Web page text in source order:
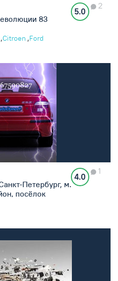
83
5.0
2
,Citroen ,Ford
Петербург, м.
посёлок
Славянку, 2
4.0
1